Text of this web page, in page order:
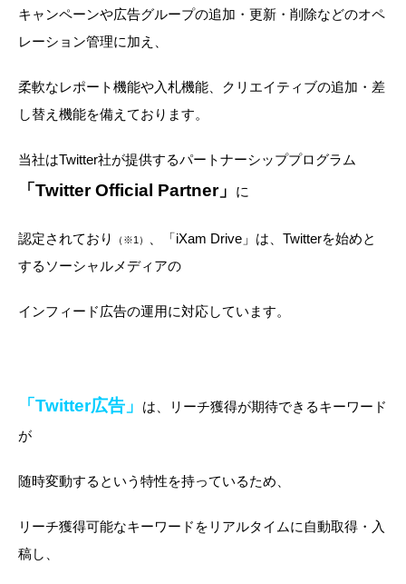
キャンペーンや広告グループの追加・更新・削除などのオペ
レーション管理に加え、
柔軟なレポート機能や入札機能、クリエイティブの追加・差
し替え機能を備えております。
当社はTwitter社が提供するパートナーシッププログラム
「Twitter Official Partner」 に
認定されており （※1）
、「iXam Drive」は、Twitterを始めと
するソーシャルメディアの
インフィード広告の運用に対応しています。
「Twitter広告」
は、リーチ獲得が期待できるキーワード
が
随時変動するという特性を持っているため、
リーチ獲得可能なキーワードをリアルタイムに自動取得・入
稿し、